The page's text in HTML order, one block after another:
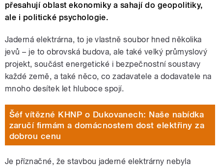
přesahují oblast ekonomiky a sahají do geopolitiky,
ale i politické psychologie.
Jaderná elektrárna, to je vlastně soubor hned několika
jevů – je to obrovská budova, ale také velký průmyslový
projekt, součást energetické i bezpečnostní soustavy
každé země, a také něco, co zadavatele a dodavatele na
mnoho desítek let hluboce spojí.
Šéf vítězné KHNP o Dukovanech: Naše nabídka
zaručí firmám a domácnostem dost elektřiny za
dobrou cenu
Je příznačné, že stavbou jaderné elektrárny nebyla